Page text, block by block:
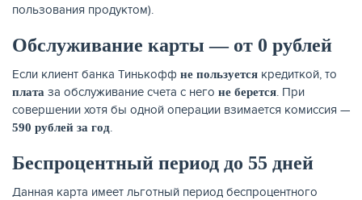
пользования продуктом).
Обслуживание карты — от 0 рублей
Если клиент банка Тинькофф не пользуется кредиткой, то
плата за обслуживание счета с него не берется. При
совершении хотя бы одной операции взимается комиссия —
590 рублей за год.
Беспроцентный период до 55 дней
Данная карта имеет льготный период беспроцентного